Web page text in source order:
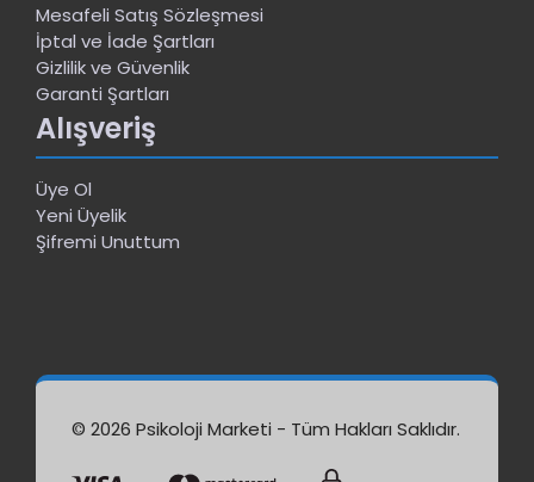
Mesafeli Satış Sözleşmesi
İptal ve İade Şartları
Gizlilik ve Güvenlik
Garanti Şartları
Alışveriş
Üye Ol
Yeni Üyelik
Şifremi Unuttum
© 2026 Psikoloji Marketi - Tüm Hakları Saklıdır.